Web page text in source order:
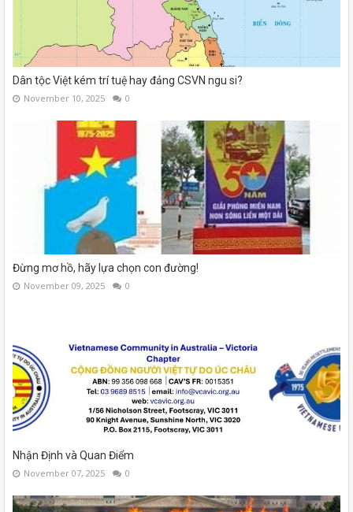
Dân tộc Việt kém trí tuệ hay đảng CSVN ngu si?
November 10, 2025 0
Đừng mơ hồ, hãy lựa chọn con đường!
November 09, 2025 0
Nhận Định và Quan Điểm
November 07, 2025 0